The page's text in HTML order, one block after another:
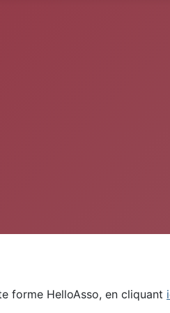
forme HelloAsso, en cliquant